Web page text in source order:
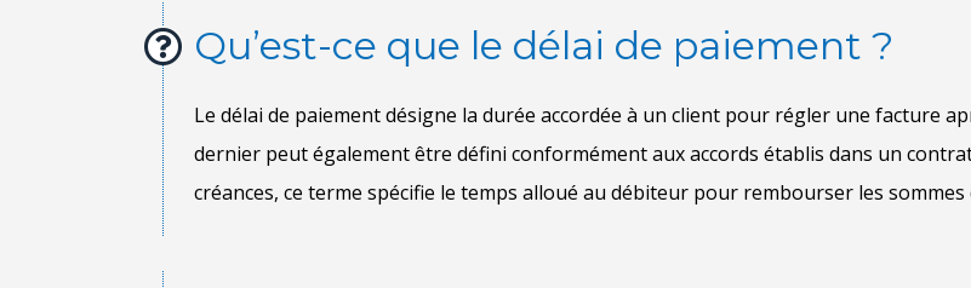
Qu’est-ce que le délai de paiement ?